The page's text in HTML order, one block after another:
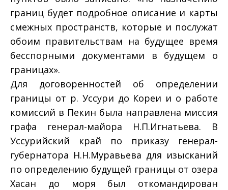
границ будет подробное описание и карты
смежных пространств, которые и послужат
обоим правительствам на будущее время
бесспорными документами в будущем о
границах».
Для договоренностей об определении
границы от р. Уссури до Кореи и о работе
комиссий в Пекин была направлена миссия
графа генерал-майора Н.П.Игнатьева. В
Уссурийский край по приказу генерал-
губернатора Н.Н.Муравьева для изысканий
по определению будущей границы от озера
Хасан до моря был откомандирован